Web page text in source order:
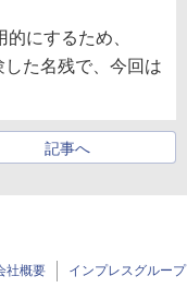
にするため、
た名残で、今回は
記事へ
社概要 インプレスグループ